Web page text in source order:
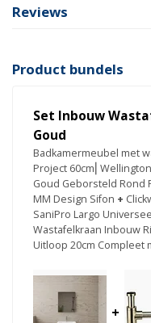
Reviews
Product bundels
Set Inbouw
Goud
Badkamermeubel met
Project
Goud Geborsteld Rond
MM Design Sifon +
SaniPro Largo
Wastafelkraan Inbouw
Uitloop 20cm Compleet
+